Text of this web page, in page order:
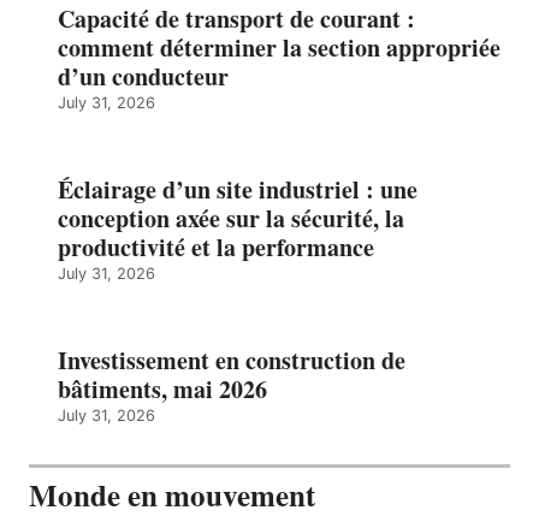
Capacité de transport de courant :
comment déterminer la section appropriée
d’un conducteur
July 31, 2026
Éclairage d’un site industriel : une
conception axée sur la sécurité, la
productivité et la performance
July 31, 2026
Investissement en construction de
bâtiments, mai 2026
July 31, 2026
Monde en mouvement